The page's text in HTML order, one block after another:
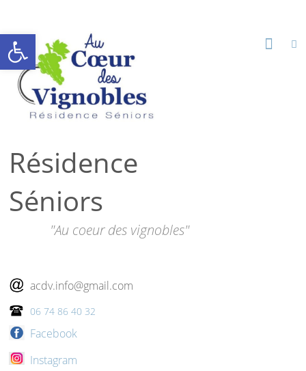
Ouvrir la barre d’outils
Résidence
Séniors
"Au coeur des vignobles"
acdv.info@gmail.com
06 74 86 40 32
Facebook
Instagram